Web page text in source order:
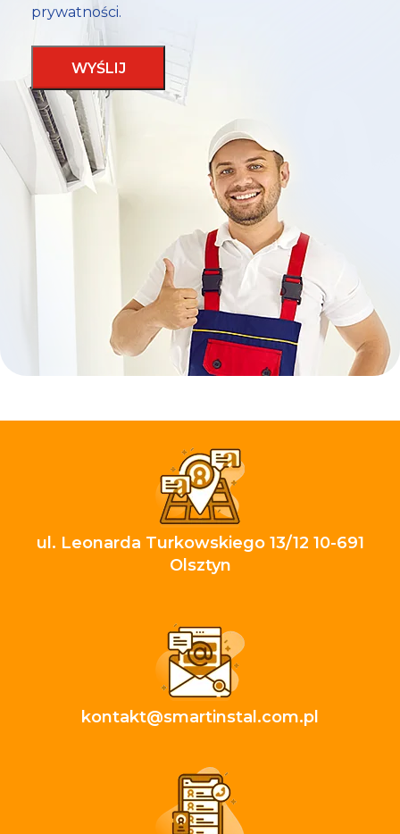
prywatności.
ul. Leonarda Turkowskiego 13/12 10-691
Olsztyn
kontakt@smartinstal.com.pl